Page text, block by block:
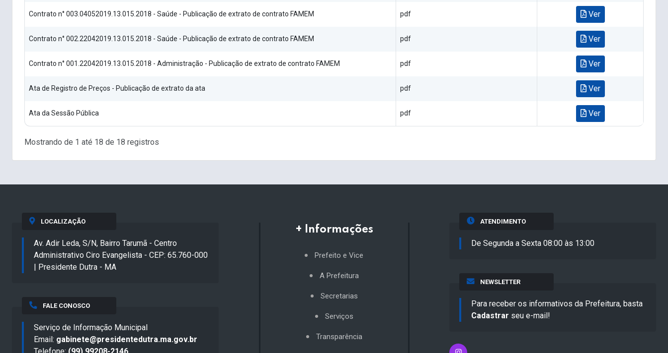
Contrato n° 003.04052019.13.015.2018 - Saúde - Publicação de extrato de contrato FAMEM pdf Ver
Contrato n° 002.22042019.13.015.2018 - Saúde - Publicação de extrato de contrato FAMEM pdf Ver
Contrato n° 001.22042019.13.015.2018 - Administração - Publicação de extrato de contrato FAMEM pdf Ver
Ata de Registro de Preços - Publicação de extrato da ata pdf Ver
Ata da Sessão Pública pdf Ver
Mostrando de 1 até 18 de 18 registros
LOCALIZAÇÃO
Av. Adir Leda, S/N, Bairro Tarumã - Centro
Administrativo Ciro Evangelista - CEP: 65.760-000
| Presidente Dutra - MA
FALE CONOSCO
Serviço de Informação Municipal
Email: gabinete@presidentedutra.ma.gov.br
+ Informações
Prefeito e Vice
A Prefeitura
Secretarias
Serviços
Transparência
ATENDIMENTO
De Segunda a Sexta 08:00 às 13:00
NEWSLETTER
Para receber os informativos da Prefeitura, basta
Cadastrar seu e-mail!